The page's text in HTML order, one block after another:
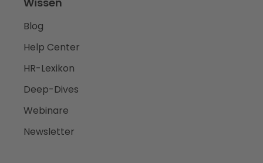
Blog
Help Center
HR-Lexikon
Deep-Dives
Webinare
Newsletter